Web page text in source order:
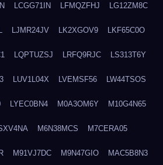
LCGG71IN LFMQZFHJ LG12ZM8C
LJMR24JV LK2XGOV9 LKF65C0O
LQPTUZSJ LRFQ9RJC LS313T6Y
LUV1L04X LVEMSF56 LW44TSOS
LYEC0BN4 M0A3OM6Y M10G4N65
M6N38MCS M7CERA05
M91VJ7DC M9N47GIO MAC5B8N3